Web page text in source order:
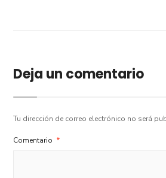
Deja un comentario
Tu dirección de correo electrónico no será
Comentario *